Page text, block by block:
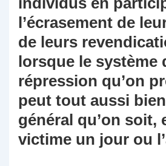
l’écrasement de
de leurs
lorsque le système
répression qu’on
peut tout aussi
général qu’on soit,
victime un jour ou